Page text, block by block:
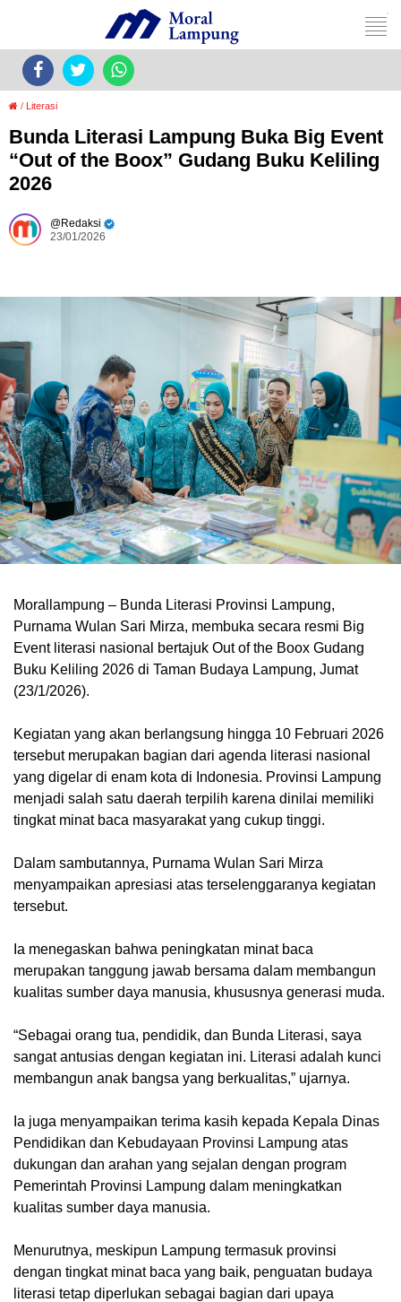
/ Literasi
Bunda Literasi Lampung Buka Big Event
“Out of the Boox” Gudang Buku Keliling
2026
Redaksi
23/01/2026
Morallampung – Bunda Literasi Provinsi Lampung,
Purnama Wulan Sari Mirza, membuka secara resmi Big
Event literasi nasional bertajuk Out of the Boox Gudang
Buku Keliling 2026 di Taman Budaya Lampung, Jumat
(23/1/2026).
Kegiatan yang akan berlangsung hingga 10 Februari 2026
tersebut merupakan bagian dari agenda literasi nasional
yang digelar di enam kota di Indonesia. Provinsi Lampung
menjadi salah satu daerah terpilih karena dinilai memiliki
tingkat minat baca masyarakat yang cukup tinggi.
Dalam sambutannya, Purnama Wulan Sari Mirza
menyampaikan apresiasi atas terselenggaranya kegiatan
tersebut.
Ia menegaskan bahwa peningkatan minat baca
merupakan tanggung jawab bersama dalam membangun
kualitas sumber daya manusia, khususnya generasi muda.
“Sebagai orang tua, pendidik, dan Bunda Literasi, saya
sangat antusias dengan kegiatan ini. Literasi adalah kunci
membangun anak bangsa yang berkualitas,” ujarnya.
Ia juga menyampaikan terima kasih kepada Kepala Dinas
Pendidikan dan Kebudayaan Provinsi Lampung atas
dukungan dan arahan yang sejalan dengan program
Pemerintah Provinsi Lampung dalam meningkatkan
kualitas sumber daya manusia.
Menurutnya, meskipun Lampung termasuk provinsi
dengan tingkat minat baca yang baik, penguatan budaya
literasi tetap diperlukan sebagai bagian dari upaya